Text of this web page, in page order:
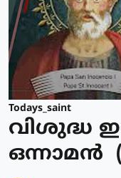
Todays_saint
വിശുദ്ധ
ഒന്നാമന്‍